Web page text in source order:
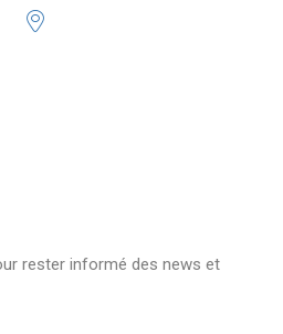
rester informé des news et